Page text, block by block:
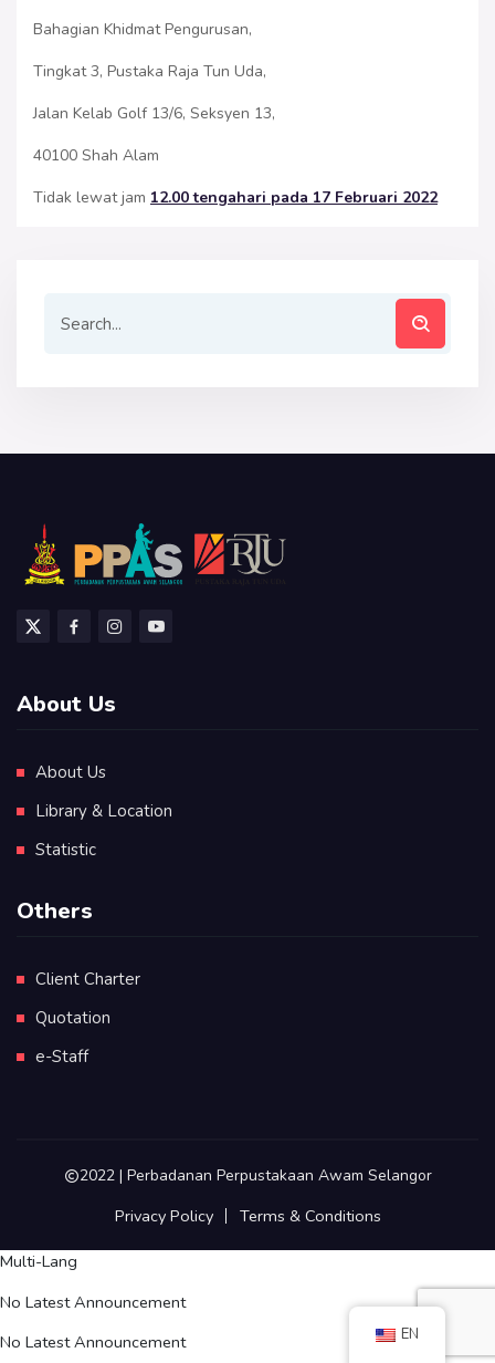
Bahagian Khidmat Pengurusan,
Tingkat 3, Pustaka Raja Tun Uda,
Jalan Kelab Golf 13/6, Seksyen 13,
40100 Shah Alam
Tidak lewat jam 12.00 tengahari pada 17 Februari 2022
About Us
About Us
Library & Location
Statistic
Others
Client Charter
Quotation
e-Staff
2022 | Perbadanan Perpustakaan Awam Selangor
Privacy Policy Terms & Conditions
EN
Multi-Lang
No Latest Announcement
No Latest Announcement